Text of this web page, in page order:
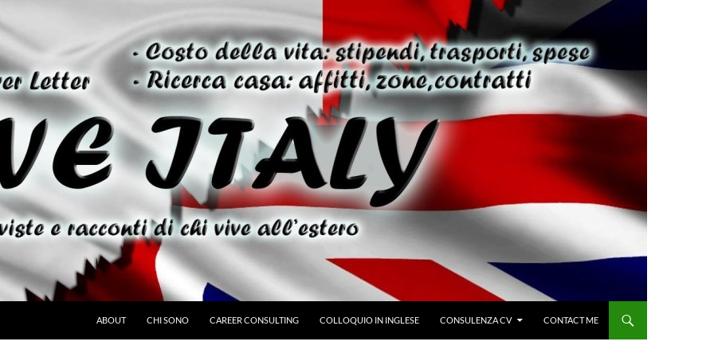
ABOUT CHI SONO CAREER CONSULTING COLLOQUIO IN INGLESE CONSULENZA CV CONTACT ME